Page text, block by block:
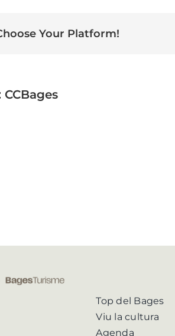
Your Platform!
CCBages
Top del Bages
Viu la cultura
Agenda